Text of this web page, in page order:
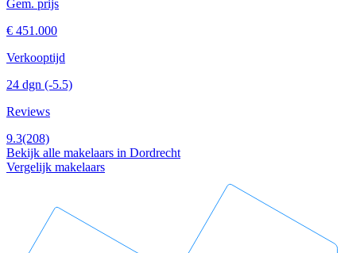
Gem. prijs
€ 451.000
Verkooptijd
24 dgn (-5.5)
Reviews
9.3(208)
Bekijk alle makelaars in Dordrecht
Vergelijk makelaars